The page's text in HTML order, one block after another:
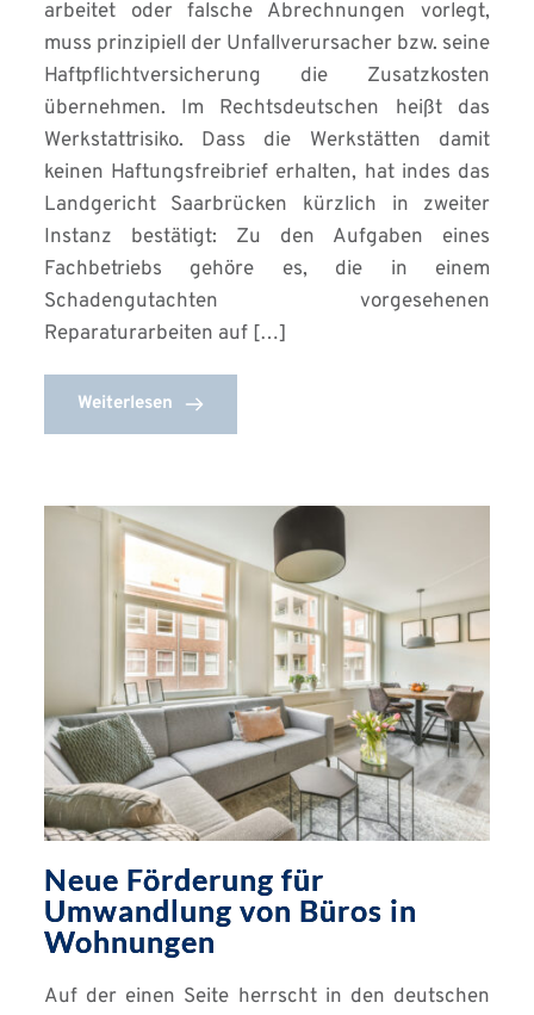
arbeitet oder falsche Abrechnungen vorlegt,
muss prinzipiell der Unfallverursacher bzw. seine
Haftpflichtversicherung die Zusatzkosten
übernehmen. Im Rechtsdeutschen heißt das
Werkstattrisiko. Dass die Werkstätten damit
keinen Haftungsfreibrief erhalten, hat indes das
Landgericht Saarbrücken kürzlich in zweiter
Instanz bestätigt: Zu den Aufgaben eines
Fachbetriebs gehöre es, die in einem
Schadengutachten vorgesehenen
Reparaturarbeiten auf […]
Weiterlesen
Neue Förderung für
Umwandlung von Büros in
Wohnungen
Auf der einen Seite herrscht in den deutschen